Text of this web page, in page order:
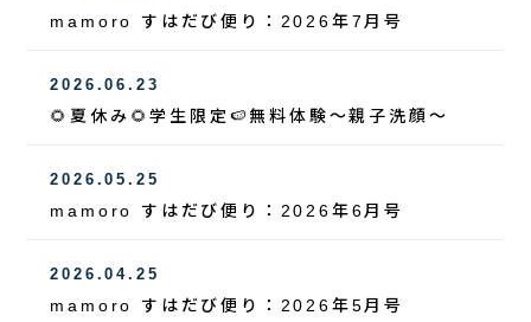
mamoro すはだび便り：2026年7月号
2026.06.23
🌻夏休み🌻学生限定🍉無料体験～親子洗顔～
2026.05.25
mamoro すはだび便り：2026年6月号
2026.04.25
mamoro すはだび便り：2026年5月号